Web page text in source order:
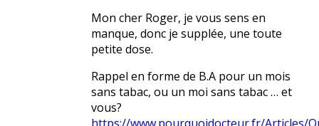
Mon cher Roger, je vous sens en
manque, donc je supplée, une toute
petite dose.
Rappel en forme de B.A pour un mois
sans tabac, ou un moi sans tabac … et
vous?